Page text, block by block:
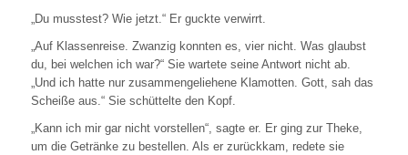
„Du musstest? Wie jetzt.“ Er guckte verwirrt.
„Auf Klassenreise. Zwanzig konnten es, vier nicht. Was glaubst
du, bei welchen ich war?“ Sie wartete seine Antwort nicht ab.
„Und ich hatte nur zusammengeliehene Klamotten. Gott, sah das
Scheiße aus.“ Sie schüttelte den Kopf.
„Kann ich mir gar nicht vorstellen“, sagte er. Er ging zur Theke,
um die Getränke zu bestellen. Als er zurückkam, redete sie